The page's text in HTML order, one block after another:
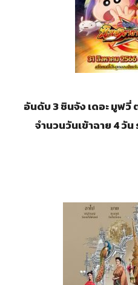
อันดับ 3 ชินจัง เดอะ มูฟวี่
จำนวนวันเข้าฉาย 4 วัน